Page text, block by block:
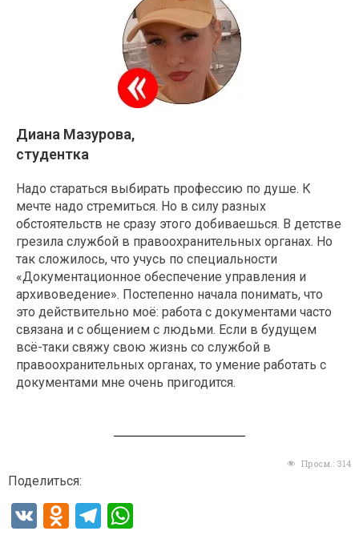
Диана Мазурова,
студентка
Надо стараться выбирать профессию по душе. К
мечте надо стремиться. Но в силу разных
обстоятельств не сразу этого добиваешься. В детстве
грезила службой в правоохранительных органах. Но
так сложилось, что учусь по специальности
«Документационное обеспечение управления и
архивоведение». Постепенно начала понимать, что
это действительно моё: работа с документами часто
связана и с общением с людьми. Если в будущем
всё-таки свяжу свою жизнь со службой в
правоохранительных органах, то умение работать с
документами мне очень пригодится.
Просм.: 314
Поделиться:
V
O
T